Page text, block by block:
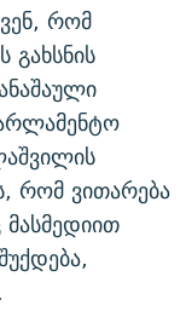
- 2022
რომ
გახსნის
რომ ვითარება